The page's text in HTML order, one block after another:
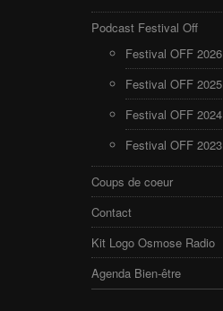
Podcast Festival Off
Festival OFF 2026
Festival OFF 2025
Festival OFF 2024
Festival OFF 2023
Coups de coeur
Contact
Kit Logo Osmose Radio
Agenda Bien-être